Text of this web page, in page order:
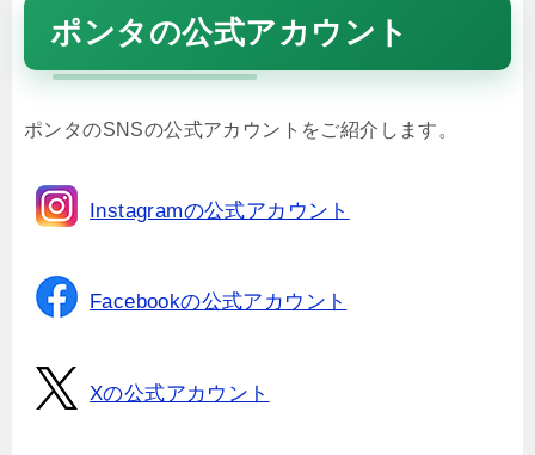
ポンタの公式アカウント
ポンタのSNSの公式アカウントをご紹介します。
Instagramの公式アカウント
Facebookの公式アカウント
Xの公式アカウント